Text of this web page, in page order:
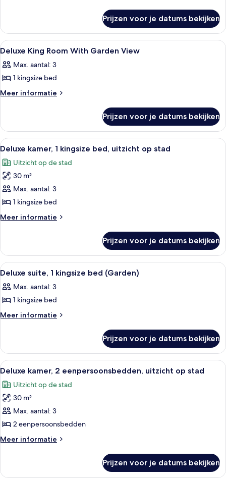
Beds,
City
View
laden
Room,
Twin
City
View
Prijzen voor je datums bekijken
Alle
foto's
voor
Deluxe
King
Garden
View
laden
Luxe beddengoed, een minibar, een
3
Deluxe King Room With Garden View
Max. aantal: 3
1 kingsize bed
Meer informatie
Meer
King
Room
With
View
Prijzen voor je datums bekijken
Alle
foto's
voor
Deluxe
kamer,
1
kingsize
bed,
op
stad
laden
Een hotelkamer met een groot bed,
6
Deluxe kamer, 1 kingsize bed, uitzicht op stad
Uitzicht op de stad
30 m²
Max. aantal: 3
1 kingsize bed
Meer informatie
Meer
kamer,
kingsize
uitzicht
op
Prijzen voor je datums bekijken
Alle
foto's
voor
Deluxe
suite,
bed
(Garden)
laden
Een 49-inch lcd-televisie met
4
Deluxe suite, 1 kingsize bed (Garden)
Max. aantal: 3
1 kingsize bed
Meer informatie
Meer
suite,
kingsize
(Garden)
Prijzen voor je datums bekijken
Alle
foto's
voor
Deluxe
kamer,
2
eenpersoonsbedden,
uitzicht
stad
Een hotelkamer met twee bedden,
5
Deluxe kamer, 2 eenpersoonsbedden, uitzicht op stad
Uitzicht op de stad
30 m²
Max. aantal: 3
2 eenpersoonsbedden
Meer informatie
Meer
kamer,
Prijzen voor je datums bekijken